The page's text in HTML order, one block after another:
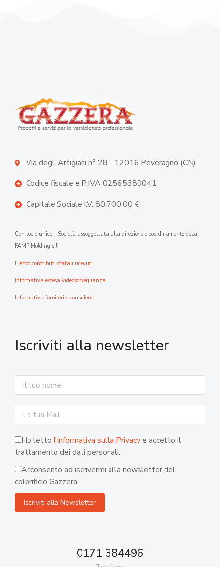
Via degli Artigiani n° 28 - 12016 Peveragno (CN)
Codice fiscale e P.IVA 02565380041
Capitale Sociale I.V. 80.700,00 €
Con socio unico – Società assoggettata alla direzione e coordinamento della
FAMP Holding srl
Elenco contributi statali ricevuti
Informativa estesa videosorveglianza
Informativa fornitori e consulenti
Iscriviti alla newsletter
Ho letto l'informativa sulla Privacye accetto il
trattamento dei dati personali.
Acconsento ad iscrivermi alla newsletter del
colorificio Gazzera
0171 384496